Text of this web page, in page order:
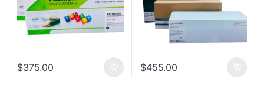
$375.00 $455.00